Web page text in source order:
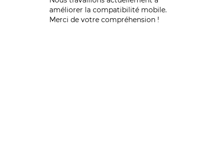
améliorer la compatibilité mobile.
Merci de votre compréhension !